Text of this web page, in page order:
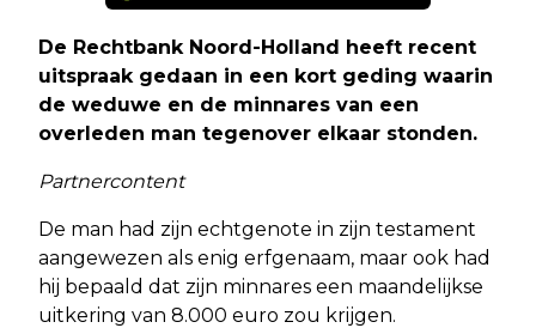
De Rechtbank Noord-Holland heeft recent
uitspraak gedaan in een kort geding waarin
de weduwe en de minnares van een
overleden man tegenover elkaar stonden.
Partnercontent
De man had zijn echtgenote in zijn testament
aangewezen als enig erfgenaam, maar ook had
hij bepaald dat zijn minnares een maandelijkse
uitkering van 8.000 euro zou krijgen.